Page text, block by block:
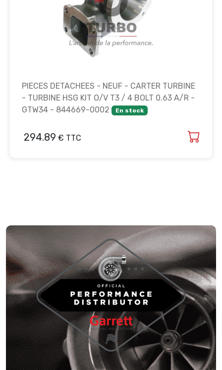
PIECES DETACHEES - NEUF - CARTER TURBINE
- TURBINE HSG KIT O/V T3 / 4 BOLT 0.63 A/R -
GTW34 - 844669-0002
En stock
294.89 € TTC